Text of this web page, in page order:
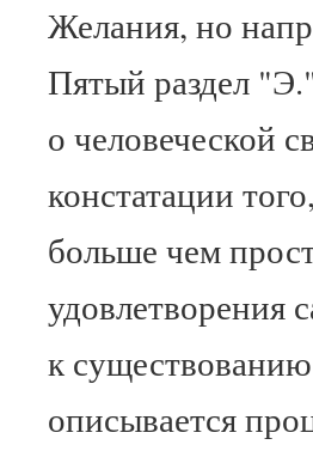
Желания, но
Пятый раздел
о человеческой
констатации
больше чем
удовлетворения
к
описывается